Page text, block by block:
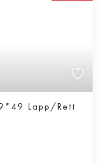
Lapp/Rett